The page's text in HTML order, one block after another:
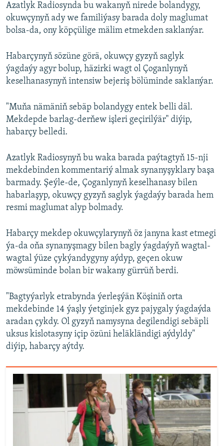
Azatlyk Radiosynda bu wakanyň nirede bolandygy,
okuwçynyň ady we familiýasy barada doly maglumat
bolsa-da, ony köpçülige mälim etmekden saklanýar.
Habarçynyň sözüne görä, okuwçy gyzyň saglyk
ýagdaýy agyr bolup, häzirki wagt ol Çoganlynyň
keselhanasynyň intensiw bejeriş bölüminde saklanýar.
"Muňa nämäniň sebäp bolandygy entek belli däl.
Mekdepde barlag-derňew işleri geçirilýär" diýip,
habarçy belledi.
Azatlyk Radiosynyň bu waka barada paýtagtyň 15-nji
mekdebinden kommentariý almak synanyşyklary başa
barmady. Şeýle-de, Çoganlynyň keselhanasy bilen
habarlaşyp, okuwçy gyzyň saglyk ýagdaýy barada hem
resmi maglumat alyp bolmady.
Habarçy mekdep okuwçylarynyň öz janyna kast etmegi
ýa-da oňa synanyşmagy bilen bagly ýagdaýyň wagtal-
wagtal ýüze çykýandygyny aýdyp, geçen okuw
möwsüminde bolan bir wakany gürrüň berdi.
"Bagtyýarlyk etrabynda ýerleşýän Köşiniň orta
mekdebinde 14 ýaşly ýetginjek gyz pajygaly ýagdaýda
aradan çykdy. Ol gyzyň namysyna degilendigi sebäpli
uksus kislotasyny içip özüni heläkländigi aýdyldy"
diýip, habarçy aýtdy.